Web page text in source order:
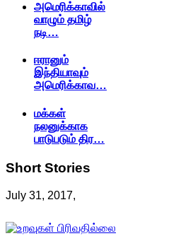
அமெரிக்காவில்
வாழும் தமிழ்
நடி…
ஈரானும்
இந்தியாவும்
அமெரிக்காவ…
மக்கள்
நலனுக்காக
பாடுபடும் திர…
Short Stories
July 31, 2017,